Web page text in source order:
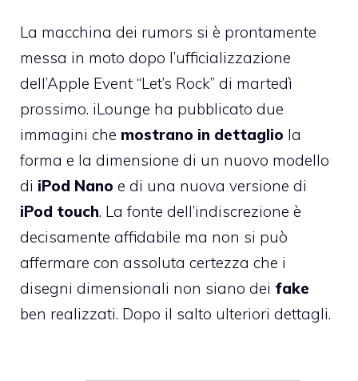
La macchina dei rumors si è prontamente
messa in moto dopo l’ufficializzazione
dell’Apple Event “Let’s Rock” di martedì
prossimo. iLounge ha pubblicato due
immagini che mostrano in dettaglio la
forma e la dimensione di un nuovo modello
di iPod Nano e di una nuova versione di
iPod touch. La fonte dell’indiscrezione è
decisamente affidabile ma non si può
affermare con assoluta certezza che i
disegni dimensionali non siano dei fake
ben realizzati. Dopo il salto ulteriori dettagli.